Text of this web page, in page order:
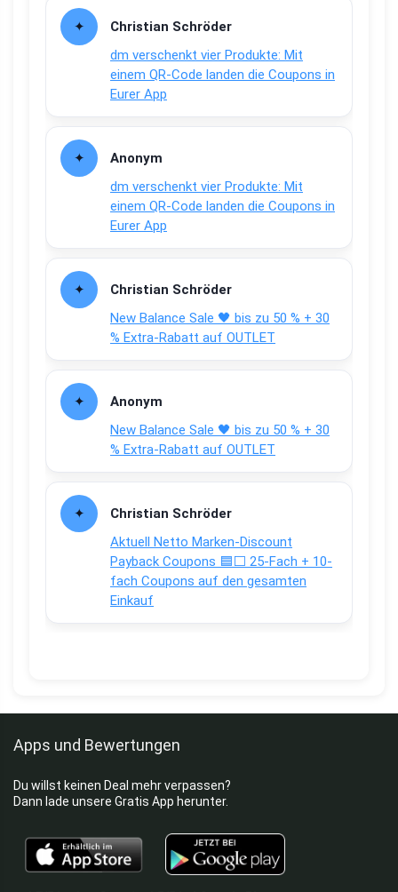
Christian Schröder
dm verschenkt vier Produkte: Mit
einem QR-Code landen die Coupons in
Eurer App
Anonym
dm verschenkt vier Produkte: Mit
einem QR-Code landen die Coupons in
Eurer App
Christian Schröder
New Balance Sale 🖤 bis zu 50 % + 30
% Extra-Rabatt auf OUTLET
Anonym
New Balance Sale 🖤 bis zu 50 % + 30
% Extra-Rabatt auf OUTLET
Christian Schröder
Aktuell Netto Marken-Discount
Payback Coupons 🟦⬜ 25-Fach + 10-
fach Coupons auf den gesamten
Einkauf
Apps und Bewertungen
Du willst keinen Deal mehr verpassen?
Dann lade unsere Gratis App herunter.